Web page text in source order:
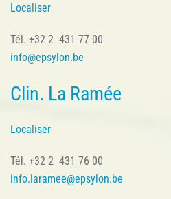
Localiser
Tél. +32 2 431 77 00
info@epsylon.be
Clin. La Ramée
Localiser
Tél. +32 2 431 76 00
info.laramee@epsylon.be